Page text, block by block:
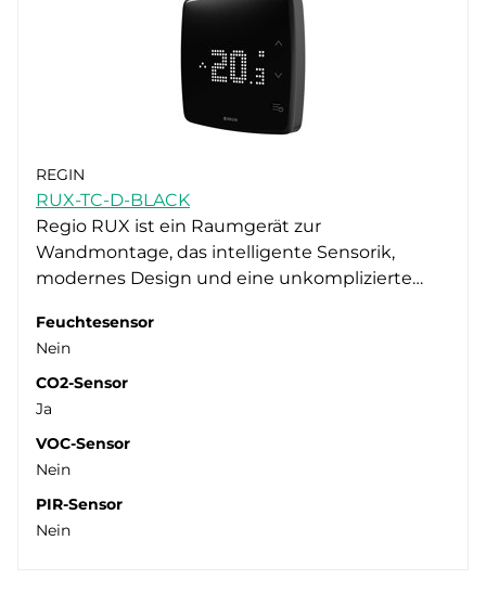
REGIN
RUX-TC-D-BLACK
Regio RUX ist ein Raumgerät zur
Wandmontage, das intelligente Sensorik,
modernes Design und eine unkomplizierte…
Feuchtesensor
Nein
CO2-Sensor
Ja
VOC-Sensor
Nein
PIR-Sensor
Nein